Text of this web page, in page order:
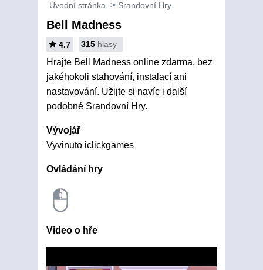
Úvodní stránka Srandovní Hry
Bell Madness
4.7 315 hlasy
Hrajte Bell Madness online zdarma, bez
jakéhokoli stahování, instalací ani
nastavování. Užijte si navíc i další
podobné Srandovní Hry.
Vývojář
Vyvinuto iclickgames
Ovládání hry
Video o hře